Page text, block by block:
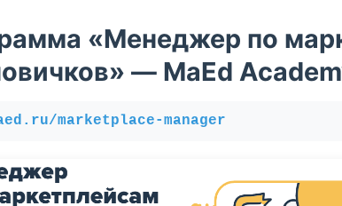
«Менеджер по
— MaEd
marketplace-manager